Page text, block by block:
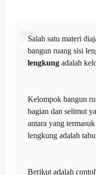
Salah satu materi
bangun ruang sisi
lengkung adalah
Kelompok bangun
bagian dan selimut
antara yang
lengkung adalah
Berikut adalah